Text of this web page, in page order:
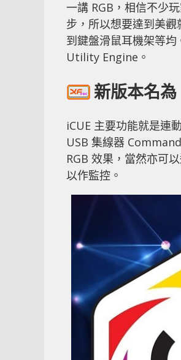
一講 RGB，相信不少
步，所以想要達到美
到鍵盤滑鼠耳機架等
Utility Engine。
新版本名為
iCUE 主要功能就是連
USB 集線器
RGB 效果，當然亦可
以作監控。